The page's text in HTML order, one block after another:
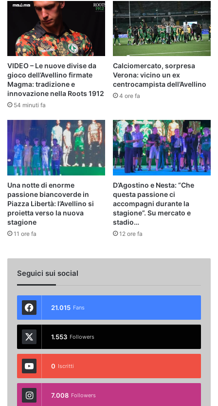
VIDEO – Le nuove divise da
gioco dell’Avellino firmate
Magma: tradizione e
innovazione nella Roots 1912
54 minuti fa
Calciomercato, sorpresa
Verona: vicino un ex
centrocampista dell’Avellino
4 ore fa
Una notte di enorme
passione biancoverde in
Piazza Libertà: l’Avellino si
proietta verso la nuova
stagione
11 ore fa
D’Agostino e Nesta: “Che
questa passione ci
accompagni durante la
stagione”. Su mercato e
stadio…
12 ore fa
Seguici sui social
21.015 Fans
1.553 Followers
0 Iscritti
7.008 Followers